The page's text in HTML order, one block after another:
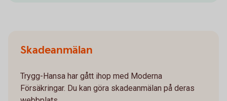
Skadeanmälan
Trygg-Hansa har gått ihop med Moderna
Försäkringar. Du kan göra skadeanmälan på deras